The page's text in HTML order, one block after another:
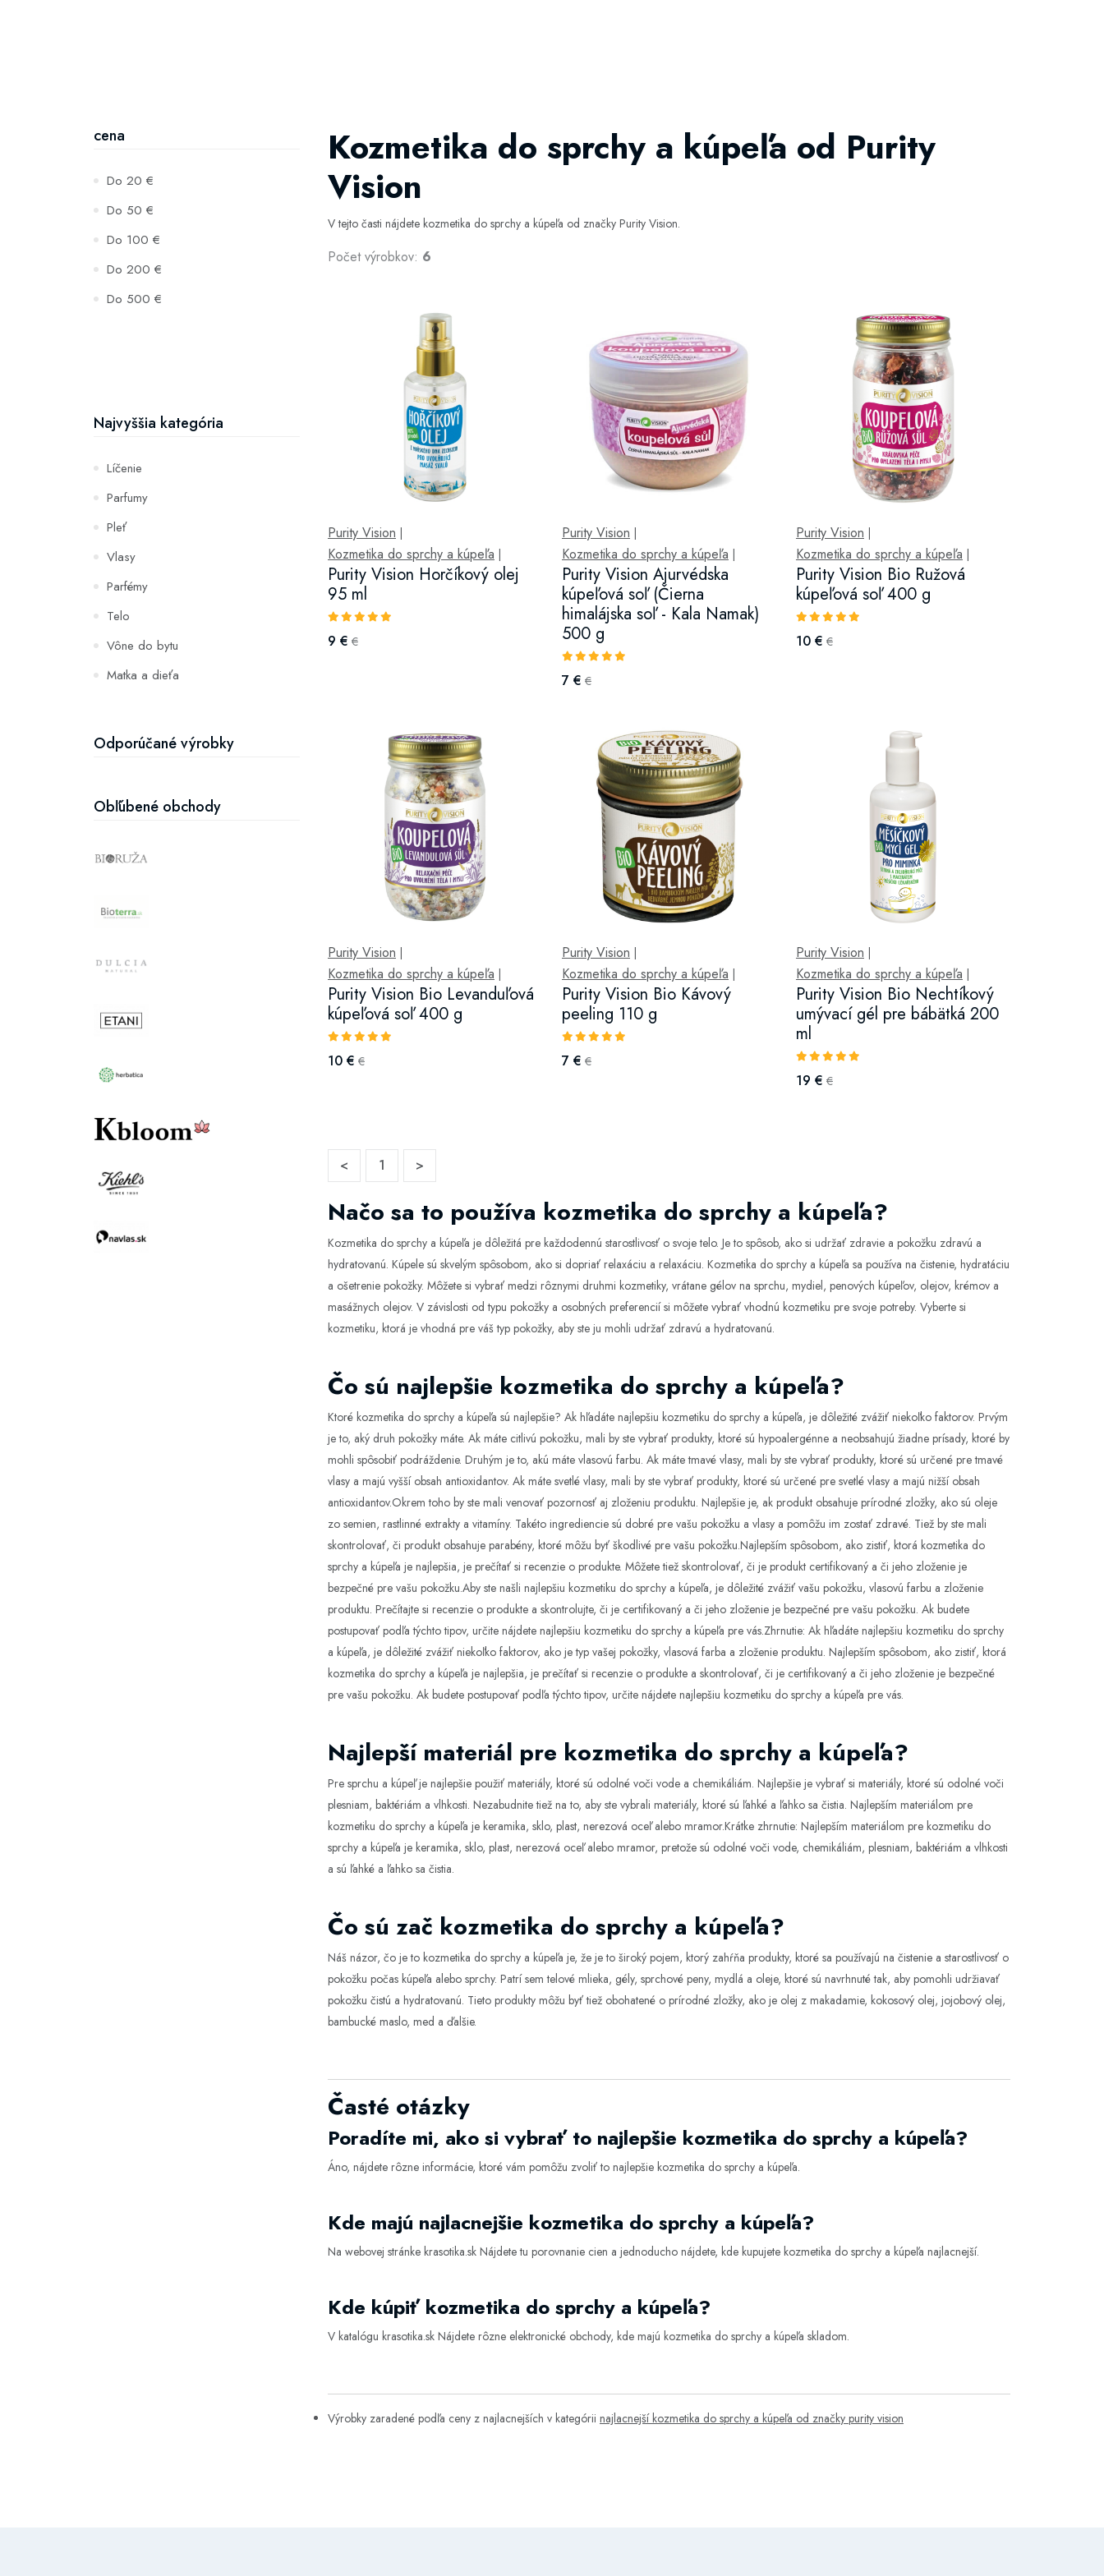
cena
Do 20 €
Do 50 €
Do 100 €
Do 200 €
Do 500 €
Najvyššia kategória
Líčenie
Parfumy
Pleť
Vlasy
Parfémy
Telo
Vône do bytu
Matka a dieťa
Hydratácia a výživa pleti
Odporúčané výrobky
Obľúbené obchody
Kozmetika do sprchy a kúpeľa od Purity
Vision
V tejto časti nájdete kozmetika do sprchy a kúpeľa od značky Purity Vision.
Počet výrobkov: 6
Purity Vision
Kozmetika do sprchy a kúpeľa
Purity Vision Horčíkový olej
95 ml
9 € €
Purity Vision
Kozmetika do sprchy a kúpeľa
Purity Vision Ajurvédska
kúpeľová soľ (Čierna
himalájska soľ - Kala Namak)
500 g
7 € €
Purity Vision
Kozmetika do sprchy a kúpeľa
Purity Vision Bio Ružová
kúpeľová soľ 400 g
10 € €
Purity Vision
Kozmetika do sprchy a kúpeľa
Purity Vision Bio Levanduľová
kúpeľová soľ 400 g
10 € €
Purity Vision
Kozmetika do sprchy a kúpeľa
Purity Vision Bio Kávový
peeling 110 g
7 € €
Purity Vision
Kozmetika do sprchy a kúpeľa
Purity Vision Bio Nechtíkový
umývací gél pre bábätká 200
ml
19 € €
< 1 >
Načo sa to používa kozmetika do sprchy a kúpeľa?
Kozmetika do sprchy a kúpeľa je dôležitá pre každodennú starostlivosť o svoje telo. Je to spôsob, ako si udržať zdravie a pokožku zdravú a
hydratovanú. Kúpele sú skvelým spôsobom, ako si dopriať relaxáciu a relaxáciu. Kozmetika do sprchy a kúpeľa sa používa na čistenie, hydratáciu
a ošetrenie pokožky. Môžete si vybrať medzi rôznymi druhmi kozmetiky, vrátane gélov na sprchu, mydiel, penových kúpeľov, olejov, krémov a
masážnych olejov. V závislosti od typu pokožky a osobných preferencií si môžete vybrať vhodnú kozmetiku pre svoje potreby. Vyberte si
kozmetiku, ktorá je vhodná pre váš typ pokožky, aby ste ju mohli udržať zdravú a hydratovanú.
Čo sú najlepšie kozmetika do sprchy a kúpeľa?
Ktoré kozmetika do sprchy a kúpeľa sú najlepšie? Ak hľadáte najlepšiu kozmetiku do sprchy a kúpeľa, je dôležité zvážiť niekoľko faktorov. Prvým
je to, aký druh pokožky máte. Ak máte citlivú pokožku, mali by ste vybrať produkty, ktoré sú hypoalergénne a neobsahujú žiadne prísady, ktoré by
mohli spôsobiť podráždenie. Druhým je to, akú máte vlasovú farbu. Ak máte tmavé vlasy, mali by ste vybrať produkty, ktoré sú určené pre tmavé
vlasy a majú vyšší obsah antioxidantov. Ak máte svetlé vlasy, mali by ste vybrať produkty, ktoré sú určené pre svetlé vlasy a majú nižší obsah
antioxidantov.Okrem toho by ste mali venovať pozornosť aj zloženiu produktu. Najlepšie je, ak produkt obsahuje prírodné zložky, ako sú oleje
zo semien, rastlinné extrakty a vitamíny. Takéto ingrediencie sú dobré pre vašu pokožku a vlasy a pomôžu im zostať zdravé. Tiež by ste mali
skontrolovať, či produkt obsahuje parabény, ktoré môžu byť škodlivé pre vašu pokožku.Najlepším spôsobom, ako zistiť, ktorá kozmetika do
sprchy a kúpeľa je najlepšia, je prečítať si recenzie o produkte. Môžete tiež skontrolovať, či je produkt certifikovaný a či jeho zloženie je
bezpečné pre vašu pokožku.Aby ste našli najlepšiu kozmetiku do sprchy a kúpeľa, je dôležité zvážiť vašu pokožku, vlasovú farbu a zloženie
produktu. Prečítajte si recenzie o produkte a skontrolujte, či je certifikovaný a či jeho zloženie je bezpečné pre vašu pokožku. Ak budete
postupovať podľa týchto tipov, určite nájdete najlepšiu kozmetiku do sprchy a kúpeľa pre vás.Zhrnutie: Ak hľadáte najlepšiu kozmetiku do sprchy
a kúpeľa, je dôležité zvážiť niekoľko faktorov, ako je typ vašej pokožky, vlasová farba a zloženie produktu. Najlepším spôsobom, ako zistiť, ktorá
kozmetika do sprchy a kúpeľa je najlepšia, je prečítať si recenzie o produkte a skontrolovať, či je certifikovaný a či jeho zloženie je bezpečné
pre vašu pokožku. Ak budete postupovať podľa týchto tipov, určite nájdete najlepšiu kozmetiku do sprchy a kúpeľa pre vás.
Najlepší materiál pre kozmetika do sprchy a kúpeľa?
Pre sprchu a kúpeľ je najlepšie použiť materiály, ktoré sú odolné voči vode a chemikáliám. Najlepšie je vybrať si materiály, ktoré sú odolné voči
plesniam, baktériám a vlhkosti. Nezabudnite tiež na to, aby ste vybrali materiály, ktoré sú ľahké a ľahko sa čistia. Najlepším materiálom pre
kozmetiku do sprchy a kúpeľa je keramika, sklo, plast, nerezová oceľ alebo mramor.Krátke zhrnutie: Najlepším materiálom pre kozmetiku do
sprchy a kúpeľa je keramika, sklo, plast, nerezová oceľ alebo mramor, pretože sú odolné voči vode, chemikáliám, plesniam, baktériám a vlhkosti
a sú ľahké a ľahko sa čistia.
Čo sú zač kozmetika do sprchy a kúpeľa?
Náš názor, čo je to kozmetika do sprchy a kúpeľa je, že je to široký pojem, ktorý zahŕňa produkty, ktoré sa používajú na čistenie a starostlivosť o
pokožku počas kúpeľa alebo sprchy. Patrí sem telové mlieka, gély, sprchové peny, mydlá a oleje, ktoré sú navrhnuté tak, aby pomohli udržiavať
pokožku čistú a hydratovanú. Tieto produkty môžu byť tiež obohatené o prírodné zložky, ako je olej z makadamie, kokosový olej, jojobový olej,
bambucké maslo, med a ďalšie.
Časté otázky
Poradíte mi, ako si vybrať to najlepšie kozmetika do sprchy a kúpeľa?
Áno, nájdete rôzne informácie, ktoré vám pomôžu zvoliť to najlepšie kozmetika do sprchy a kúpeľa.
Kde majú najlacnejšie kozmetika do sprchy a kúpeľa?
Na webovej stránke krasotika.sk Nájdete tu porovnanie cien a jednoducho nájdete, kde kupujete kozmetika do sprchy a kúpeľa najlacnejší.
Kde kúpiť kozmetika do sprchy a kúpeľa?
V katalógu krasotika.sk Nájdete rôzne elektronické obchody, kde majú kozmetika do sprchy a kúpeľa skladom.
Výrobky zaradené podľa ceny z najlacnejších v kategórii najlacnejší kozmetika do sprchy a kúpeľa od značky purity vision